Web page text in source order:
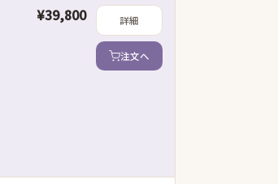
¥39,800 詳細
注文へ